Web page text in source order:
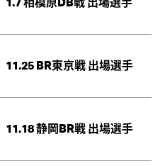
1.7 相模原DB戦 出場選手
11.25 BR東京戦 出場選手
11.18 静岡BR戦 出場選手